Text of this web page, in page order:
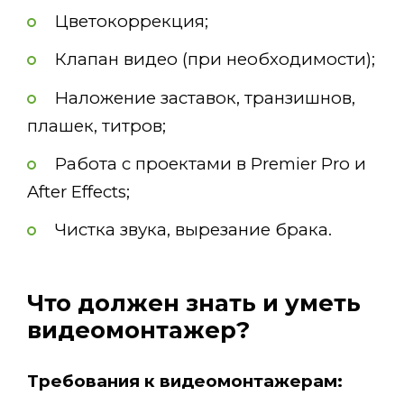
Цветокоррекция;
Клапан видео (при необходимости);
Наложение заставок, транзишнов,
плашек, титров;
Работа с проектами в Premier Pro и
After Effects;
Чистка звука, вырезание брака.
Что должен знать и уметь
видеомонтажер?
Требования к видеомонтажерам: